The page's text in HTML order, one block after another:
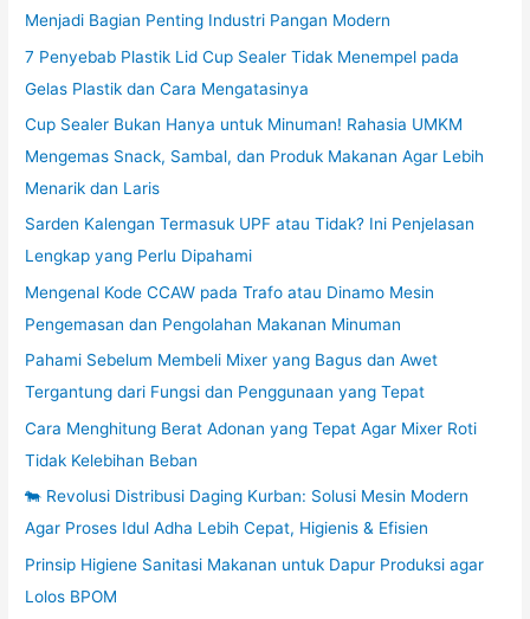
Menjadi Bagian Penting Industri Pangan Modern
7 Penyebab Plastik Lid Cup Sealer Tidak Menempel pada
Gelas Plastik dan Cara Mengatasinya
Cup Sealer Bukan Hanya untuk Minuman! Rahasia UMKM
Mengemas Snack, Sambal, dan Produk Makanan Agar Lebih
Menarik dan Laris
Sarden Kalengan Termasuk UPF atau Tidak? Ini Penjelasan
Lengkap yang Perlu Dipahami
Mengenal Kode CCAW pada Trafo atau Dinamo Mesin
Pengemasan dan Pengolahan Makanan Minuman
Pahami Sebelum Membeli Mixer yang Bagus dan Awet
Tergantung dari Fungsi dan Penggunaan yang Tepat
Cara Menghitung Berat Adonan yang Tepat Agar Mixer Roti
Tidak Kelebihan Beban
🐄 Revolusi Distribusi Daging Kurban: Solusi Mesin Modern
Agar Proses Idul Adha Lebih Cepat, Higienis & Efisien
Prinsip Higiene Sanitasi Makanan untuk Dapur Produksi agar
Lolos BPOM